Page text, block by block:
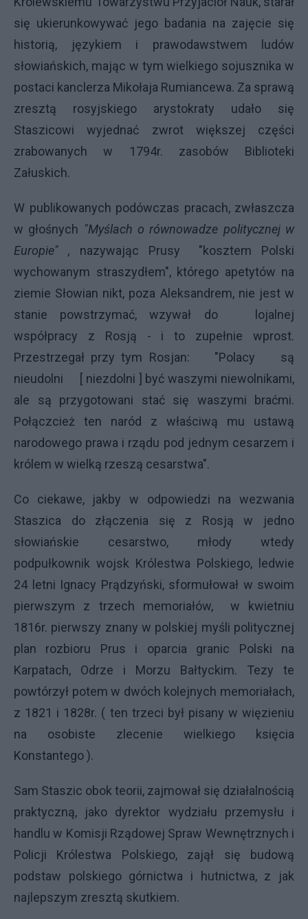
się ukierunkowywać jego badania na zajęcie się
historią, językiem i prawodawstwem ludów
słowiańskich, mając w tym wielkiego sojusznika w
postaci kanclerza Mikołaja Rumiancewa. Za sprawą
zresztą rosyjskiego arystokraty udało się
Staszicowi wyjednać zwrot większej części
zrabowanych w 1794r. zasobów Biblioteki
Załuskich.
W publikowanych podówczas pracach, zwłaszcza
w głośnych "Myślach o równowadze politycznej w
Europie" , nazywając Prusy "kosztem Polski
wychowanym straszydłem", którego apetytów na
ziemie Słowian nikt, poza Aleksandrem, nie jest w
stanie powstrzymać, wzywał do lojalnej
współpracy z Rosją - i to zupełnie wprost.
Przestrzegał przy tym Rosjan: "Polacy są
nieudolni [ niezdolni ] być waszymi niewolnikami,
ale są przygotowani stać się waszymi braćmi.
Połączcież ten naród z właściwą mu ustawą
narodowego prawa i rządu pod jednym cesarzem i
królem w wielką rzeszą cesarstwa".
Co ciekawe, jakby w odpowiedzi na wezwania
Staszica do złączenia się z Rosją w jedno
słowiańskie cesarstwo, młody wtedy
podpułkownik wojsk Królestwa Polskiego, ledwie
24 letni Ignacy Prądzyński, sformułował w swoim
pierwszym z trzech memoriałów, w kwietniu
1816r. pierwszy znany w polskiej myśli politycznej
plan rozbioru Prus i oparcia granic Polski na
Karpatach, Odrze i Morzu Bałtyckim. Tezy te
powtórzył potem w dwóch kolejnych memoriałach,
z 1821 i 1828r. ( ten trzeci był pisany w więzieniu
na osobiste zlecenie wielkiego księcia
Konstantego ).
Sam Staszic obok teorii, zajmował się działalnością
praktyczną, jako dyrektor wydziału przemysłu i
handlu w Komisji Rządowej Spraw Wewnętrznych i
Policji Królestwa Polskiego, zajął się budową
podstaw polskiego górnictwa i hutnictwa, z jak
najlepszym zresztą skutkiem.